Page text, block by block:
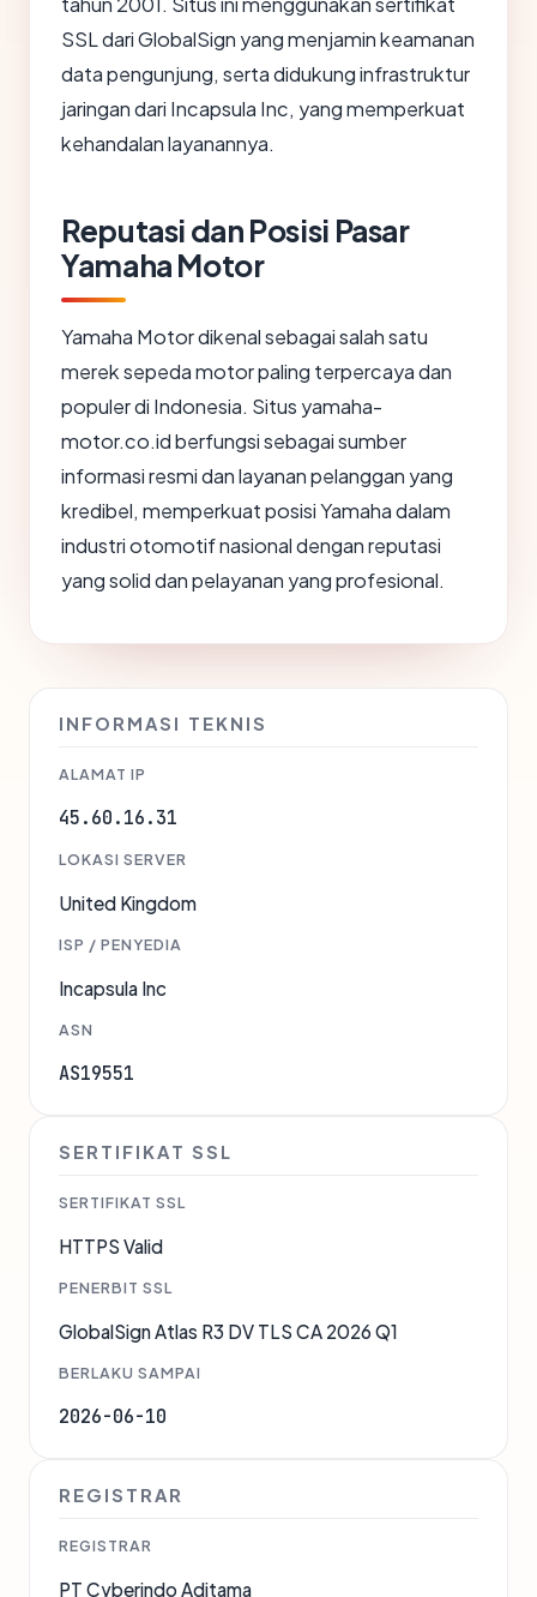
SSL dari GlobalSign yang menjamin keamanan
data pengunjung, serta didukung infrastruktur
jaringan dari Incapsula Inc, yang memperkuat
kehandalan layanannya.
Reputasi dan Posisi Pasar
Yamaha Motor
Yamaha Motor dikenal sebagai salah satu
merek sepeda motor paling terpercaya dan
populer di Indonesia. Situs yamaha-
motor.co.id berfungsi sebagai sumber
informasi resmi dan layanan pelanggan yang
kredibel, memperkuat posisi Yamaha dalam
industri otomotif nasional dengan reputasi
yang solid dan pelayanan yang profesional.
INFORMASI TEKNIS
ALAMAT IP
45.60.16.31
LOKASI SERVER
United Kingdom
ISP / PENYEDIA
Incapsula Inc
ASN
AS19551
SERTIFIKAT SSL
SERTIFIKAT SSL
HTTPS Valid
PENERBIT SSL
GlobalSign Atlas R3 DV TLS CA 2026 Q1
BERLAKU SAMPAI
2026-06-10
REGISTRAR
REGISTRAR
PT Cyberindo Aditama